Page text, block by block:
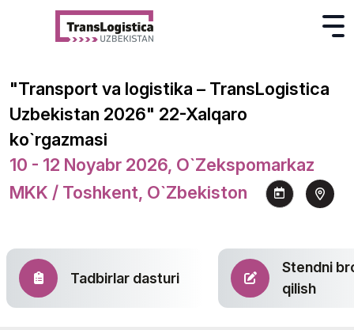
"Transport va logistika – TransLogistica
Uzbekistan 2026" 22-Xalqaro
ko`rgazmasi
10 - 12 Noyabr 2026, O`zekspomarkaz
MKK / Toshkent, O`zbekiston
Tadbirlar dasturi
Stendni
qilish